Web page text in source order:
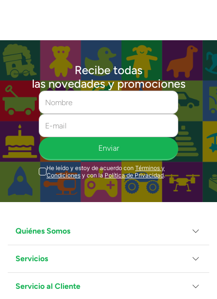
Recibe todas
las novedades y promociones
Enviar
He leído y estoy de acuerdo con Términos y
Condiciones y con la Política de Privacidad.
Quiénes Somos
Grupo Juguetron
Localiza tu tienda
Blog
Servicios
Facturación
Servicio al Cliente